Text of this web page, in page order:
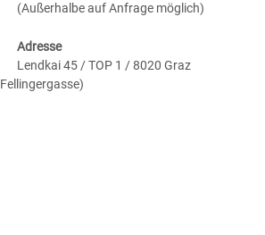
(Außerhalbe auf Anfrage möglich)
Adresse
Lendkai 45 / TOP 1 / 8020 Graz